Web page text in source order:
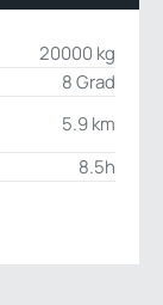
20000 kg
8 Grad
5.9 km
8.5h